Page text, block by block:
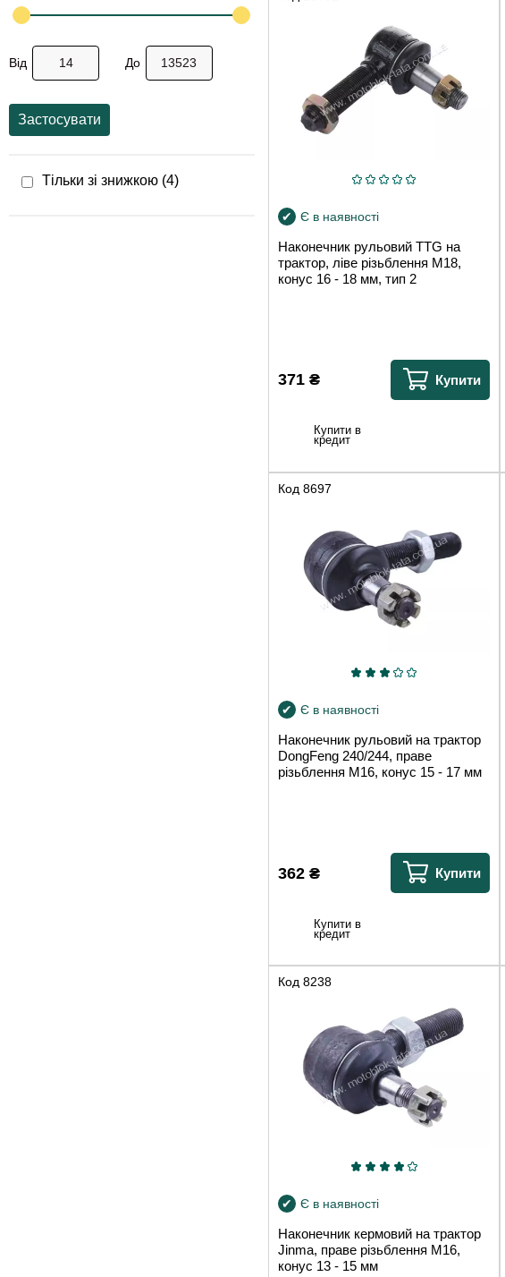
Від До
Застосувати
Тільки зі знижкою (4)
Є в наявності
Наконечник рульовий TTG на
трактор, ліве різьблення М18,
конус 16 - 18 мм, тип 2
371 ₴ Купити
Купити в
кредит
Код 8697
Є в наявності
Наконечник рульовий на трактор
DongFeng 240/244, праве
різьблення М16, конус 15 - 17 мм
362 ₴ Купити
Купити в
кредит
Код 8238
Є в наявності
Наконечник кермовий на трактор
Jinma, праве різьблення М16,
конус 13 - 15 мм